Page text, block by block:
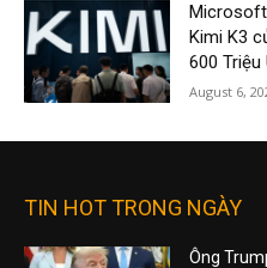
Microsoft
Kimi K3
600 Triệu
August 6,
TIN HOT TRONG NGÀY
Ông